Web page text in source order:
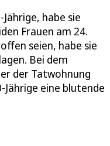
habe sie
Frauen am 24.
seien, habe sie
Bei dem
der Tatwohnung
Jährige eine blutende